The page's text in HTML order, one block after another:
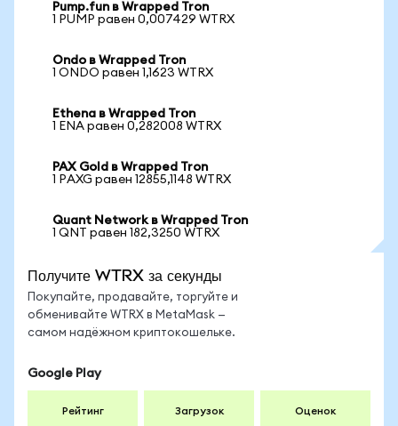
Pump.fun в Wrapped Tron
1 PUMP равен 0,007429 WTRX
Ondo в Wrapped Tron
1 ONDO равен 1,1623 WTRX
Ethena в Wrapped Tron
1 ENA равен 0,282008 WTRX
PAX Gold в Wrapped Tron
1 PAXG равен 12855,1148 WTRX
Quant Network в Wrapped Tron
1 QNT равен 182,3250 WTRX
Получите WTRX за секунды
Покупайте, продавайте, торгуйте и
обменивайте WTRX в MetaMask —
самом надёжном криптокошельке.
Google Play
Рейтинг Загрузок Оценок